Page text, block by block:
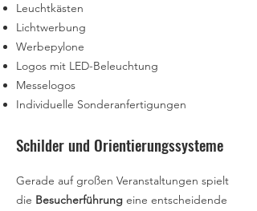
Leuchtkästen
Lichtwerbung
Werbepylone
Logos mit LED-Beleuchtung
Messelogos
Individuelle Sonderanfertigungen
Schilder und Orientierungssysteme
Gerade auf großen Veranstaltungen spielt
die Besucherführung eine entscheidende